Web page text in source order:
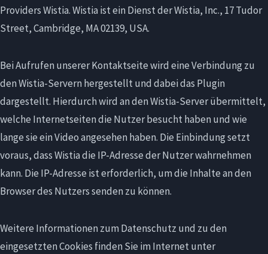
Providers Wistia. Wistia ist ein Dienst der Wistia, Inc., 17 Tudor
Street, Cambridge, MA 02139, USA.
Bei Aufrufen unserer Kontaktseite wird eine Verbindung zu
den Wistia-Servern hergestellt und dabei das Plugin
dargestellt. Hierdurch wird an den Wistia-Server übermittelt,
welche Internetseiten die Nutzer besucht haben und wie
lange sie ein Video angesehen haben. Die Einbindung setzt
voraus, dass Wistia die IP-Adresse der Nutzer wahrnehmen
kann. Die IP-Adresse ist erforderlich, um die Inhalte an den
Browser des Nutzers senden zu können.
Weitere Informationen zum Datenschutz und zu den
eingesetzten Cookies finden Sie im Internet unter